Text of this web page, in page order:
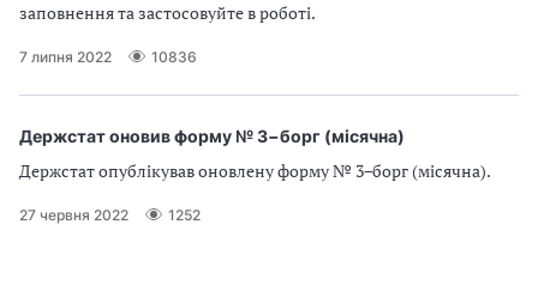
заповнення та застосовуйте в роботі.
7 липня 2022 10836
Держстат оновив форму № 3−борг (місячна)
Держстат опублікував оновлену форму № 3−борг (місячна).
27 червня 2022 1252